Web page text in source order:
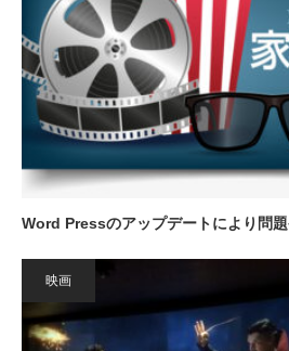
Word Pressのアップデートにより問
映画